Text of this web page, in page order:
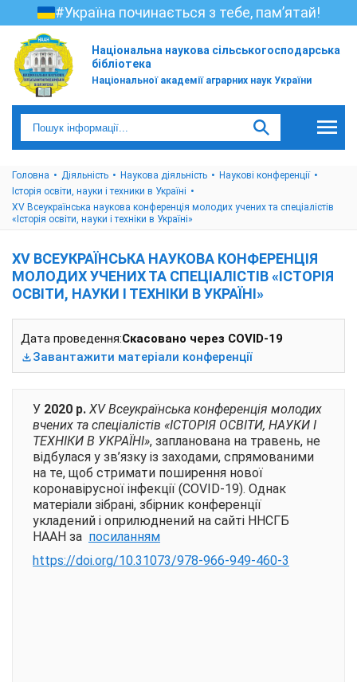
#Україна починається з тебе, пам’ятай!
Національна наукова сільськогосподарська
бібліотека
Національної академії аграрних наук України
Головна Діяльність Наукова діяльність
Наукові конференції
Історія освіти, науки і техники в Україні
ХV Всеукраїнська наукова конференція молодих учених та спеціалістів
«Історія освіти, науки і техніки в Україні»
ХV ВСЕУКРАЇНСЬКА НАУКОВА КОНФЕРЕНЦІЯ
МОЛОДИХ УЧЕНИХ ТА СПЕЦІАЛІСТІВ «ІСТОРІЯ
ОСВІТИ, НАУКИ І ТЕХНІКИ В УКРАЇНІ»
Дата проведення:Cкасовано через COVID-19
Завантажити матеріали конференції
У 2020 р. ХV Всеукраїнська конференція молодих
вчених та спеціалістів «ІСТОРІЯ ОСВІТИ, НАУКИ І
ТЕХНІКИ В УКРАЇНІ», запланована на травень, не
відбулася у зв’язку із заходами, спрямованими
на те, щоб стримати поширення нової
коронавірусної інфекції (COVID-19). Однак
матеріали зібрані, збірник конференції
укладений і оприлюднений на сайті ННСГБ
НААН за посиланням
https://doi.org/10.31073/978-966-949-460-3